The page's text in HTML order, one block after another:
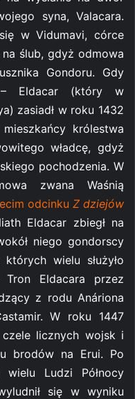
syna, Valacara.
w Vidumavi, córce
ślub, gdyż odmowa
Gondoru. Gdy
Eldacar (który w
zasiadł w roku 1432
królestwa
władcę, gdyż
pochodzenia. W
zwana Waśnią
odcinku Z dziejów
Eldacar zbiegł na
niego gondorscy
wielu służyło
Eldacara przez
z rodu Anáriona
W roku 1447
licznych wojsk i
brodów na Erui. Po
wielu Ludzi Północy
się w wyniku